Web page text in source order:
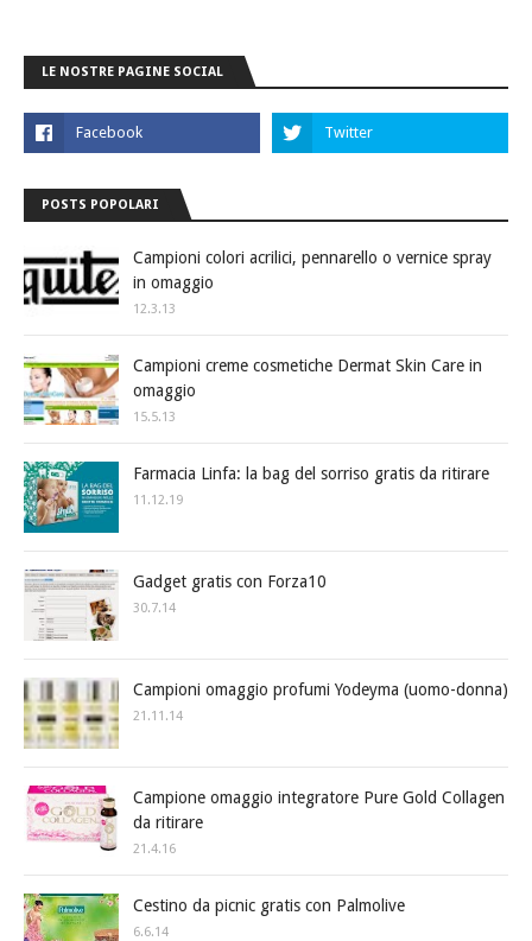
LE NOSTRE PAGINE SOCIAL
POSTS POPOLARI
Campioni colori acrilici, pennarello o vernice spray
in omaggio
12.3.13
Campioni creme cosmetiche Dermat Skin Care in
omaggio
15.5.13
Farmacia Linfa: la bag del sorriso gratis da ritirare
11.12.19
Gadget gratis con Forza10
30.7.14
Campioni omaggio profumi Yodeyma (uomo-donna)
21.11.14
Campione omaggio integratore Pure Gold Collagen
da ritirare
21.4.16
Cestino da picnic gratis con Palmolive
6.6.14